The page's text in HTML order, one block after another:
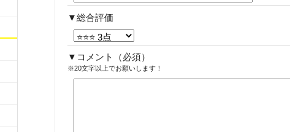
総合評価
コメント （必須）
※20文字以上でお願いします！